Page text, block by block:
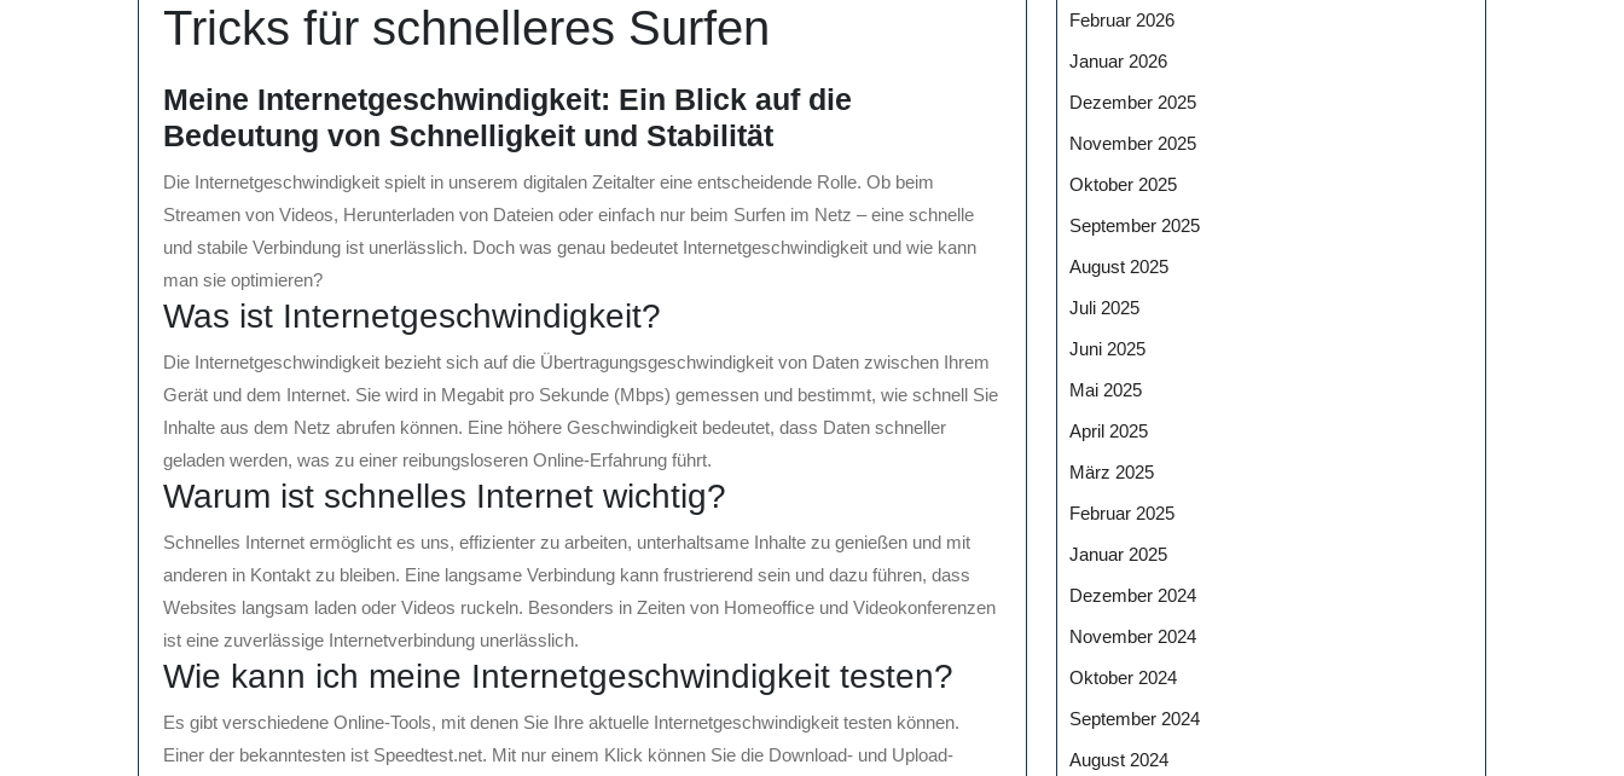
Tricks für schnelleres Surfen
Meine Internetgeschwindigkeit: Ein Blick auf die
Bedeutung von Schnelligkeit und Stabilität
Die Internetgeschwindigkeit spielt in unserem digitalen Zeitalter eine entscheidende Rolle. Ob beim
Streamen von Videos, Herunterladen von Dateien oder einfach nur beim Surfen im Netz – eine schnelle
und stabile Verbindung ist unerlässlich. Doch was genau bedeutet Internetgeschwindigkeit und wie kann
man sie optimieren?
Was ist Internetgeschwindigkeit?
Die Internetgeschwindigkeit bezieht sich auf die Übertragungsgeschwindigkeit von Daten zwischen Ihrem
Gerät und dem Internet. Sie wird in Megabit pro Sekunde (Mbps) gemessen und bestimmt, wie schnell Sie
Inhalte aus dem Netz abrufen können. Eine höhere Geschwindigkeit bedeutet, dass Daten schneller
geladen werden, was zu einer reibungsloseren Online-Erfahrung führt.
Warum ist schnelles Internet wichtig?
Schnelles Internet ermöglicht es uns, effizienter zu arbeiten, unterhaltsame Inhalte zu genießen und mit
anderen in Kontakt zu bleiben. Eine langsame Verbindung kann frustrierend sein und dazu führen, dass
Websites langsam laden oder Videos ruckeln. Besonders in Zeiten von Homeoffice und Videokonferenzen
ist eine zuverlässige Internetverbindung unerlässlich.
Wie kann ich meine Internetgeschwindigkeit testen?
Es gibt verschiedene Online-Tools, mit denen Sie Ihre aktuelle Internetgeschwindigkeit testen können.
Einer der bekanntesten ist Speedtest.net. Mit nur einem Klick können Sie die Download- und Upload-
Februar 2026
Januar 2026
Dezember 2025
November 2025
Oktober 2025
September 2025
August 2025
Juli 2025
Juni 2025
Mai 2025
April 2025
März 2025
Februar 2025
Januar 2025
Dezember 2024
November 2024
Oktober 2024
September 2024
August 2024